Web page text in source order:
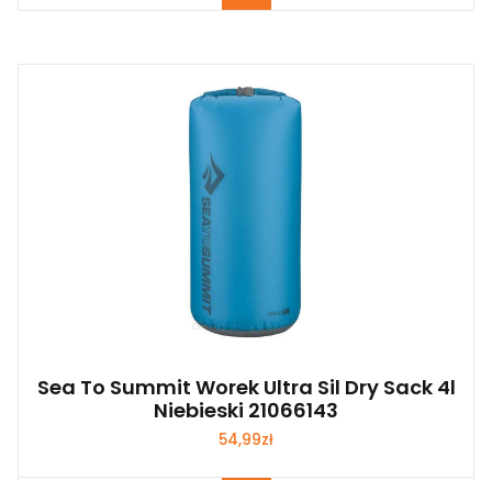
Sea To Summit Worek Ultra Sil Dry Sack 4l
Niebieski 21066143
54,99zł